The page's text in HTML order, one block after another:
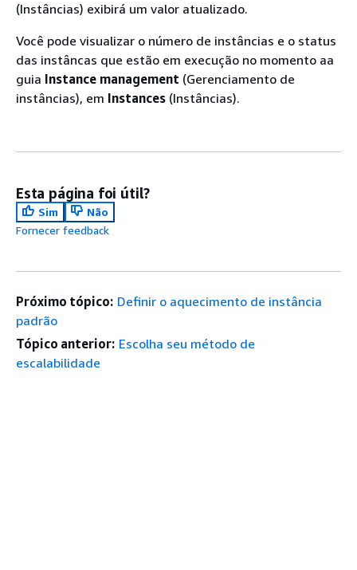
(Instâncias) exibirá um valor atualizado.
Você pode visualizar o número de instâncias e o status
das instâncas que estão em execução no momento aa
guia Instance management (Gerenciamento de
instâncias), em Instances (Instâncias).
Esta página foi útil?
Sim
Não
Fornecer feedback
Próximo tópico: Definir o aquecimento de instância
padrão
Tópico anterior: Escolha seu método de
escalabilidade